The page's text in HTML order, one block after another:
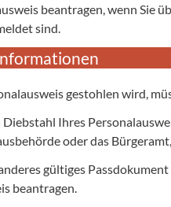
beantragen, wenn Sie
sind.
gestohlen wird,
Diebstahl Ihres
oder das
gültiges
beantragen.